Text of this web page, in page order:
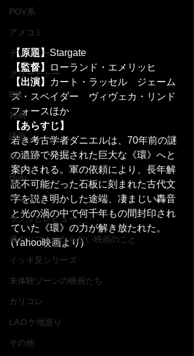
POV系
アメコミ
ディズニー
クリーチャー
B級
邦画
洋画
Netflix
Hulu
レンタル
サクッとレビュー
酒のツマミにならない映画のこと
イッキ見シリーズ
未体験ゾーンの映画たち
カリコレ
LAロケ地巡り
その他
【原題】Stargate
【監督】
ローランド・エメリッヒ
【出演】
カート・ラッセル　ジェーム
ズ・スペイダー　ヴィヴェカ・リンド
フォースほか
【あらすじ】
若き考古学者ダニエルは、70年前の謎
の遺跡で発掘された巨大な《環》へと
案内される。軍の依頼により、長年解
読不可能だった石板に刻まれた古代文
字を説き明かした途端、凄まじい轟音
と光の渦の中で何千年もの間封印され
ていた《環》の力が解き放たれた。
(Yahoo映画より)